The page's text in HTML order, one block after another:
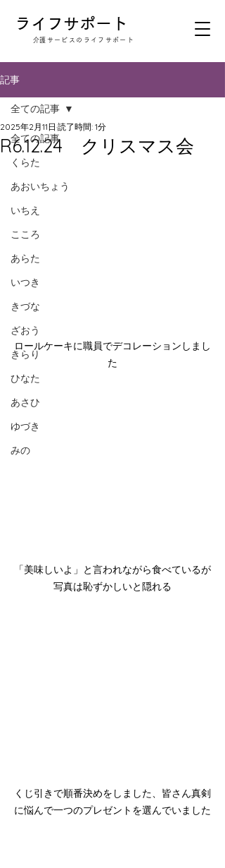
​ライフサポート
​介護サービスのライフサポート
記事
全ての記事
くらた
あおいちょう
いちえ
こころ
あらた
いつき
きづな
ざおう
きらり
ひなた
あさひ
ゆづき
みの
全ての記事
R6.12.24 クリスマス会
2025年2月11日 読了時間: 1分
ロールケーキに職員でデコレーションしまし
た
「美味しいよ」と言われながら食べているが
写真は恥ずかしいと隠れる
くじ引きで順番決めをしました、皆さん真剣
に悩んで一つのプレゼントを選んでいました